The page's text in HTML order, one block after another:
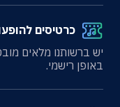
כרטיסים
יש ברשותנו מלאים
באופן רישמי.